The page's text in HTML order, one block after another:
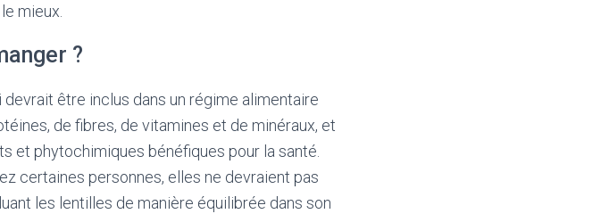
mieux.
?
être inclus dans un régime alimentaire
de fibres, de vitamines et de minéraux, et
et phytochimiques bénéfiques pour la santé.
certaines personnes, elles ne devraient pas
les lentilles de manière équilibrée dans son